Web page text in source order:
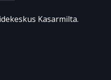
Kasarmilta.